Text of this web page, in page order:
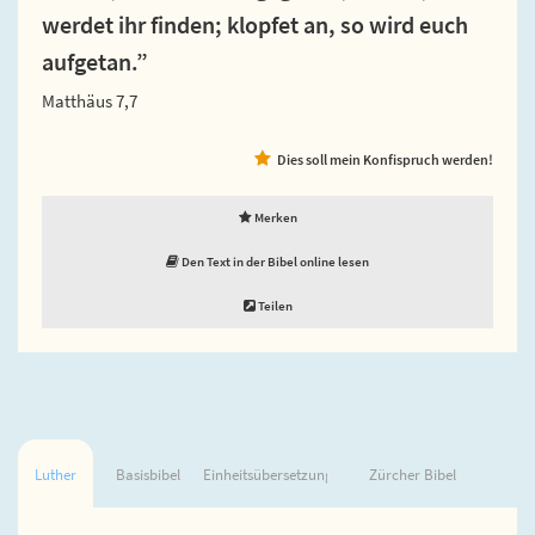
werdet ihr finden; klopfet an, so wird euch
aufgetan.”
Matthäus 7,7
Dies soll mein Konfispruch werden!
Merken
Den Text in der Bibel online lesen
Teilen
Luther Basisbibel Einheitsübersetzung Zürcher Bibel